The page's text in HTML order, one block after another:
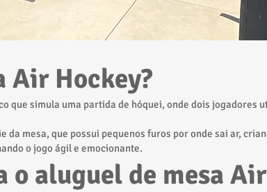
Air Hockey?
que simula uma partida de hóquei, onde dois jogadores
mesa, que possui pequenos furos por onde sai ar,
o jogo ágil e emocionante.
o aluguel de mesa